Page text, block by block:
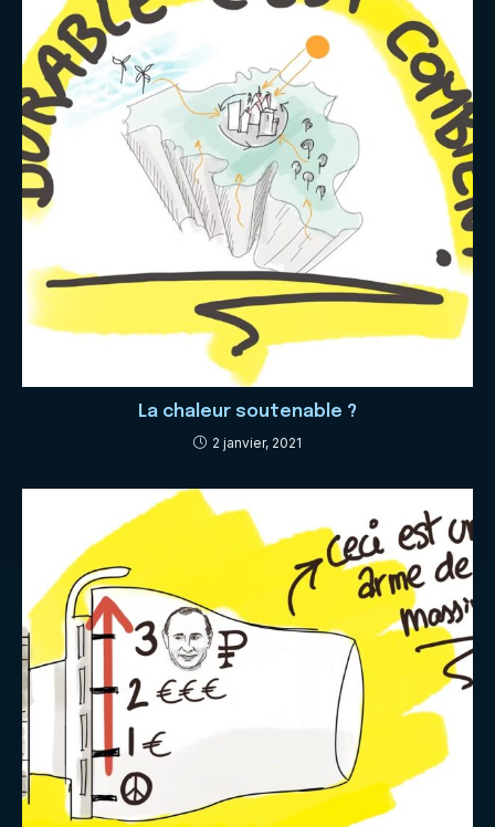
La chaleur soutenable ?
2 janvier, 2021